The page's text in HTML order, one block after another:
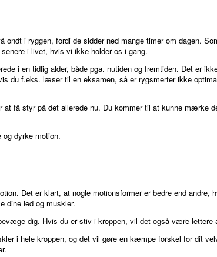
ondt i ryggen, fordi de sidder ned mange timer om dagen.
i livet, hvis vi ikke holder os i gang.
i en tidlig alder, både pga. nutiden og fremtiden. Det er
du f.eks. læser til en eksamen, så er rygsmerter ikke
få styr på det allerede nu. Du kommer til at kunne mærke
dyrke motion.
Det er klart, at nogle motionsformer er bedre end andre,
dine led og muskler.
dig. Hvis du er stiv i kroppen, vil det også være lettere
i hele kroppen, og det vil gøre en kæmpe forskel for dit